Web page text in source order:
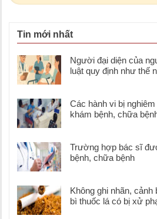
Tin mới nhất
Người đại diện của
luật quy định như thế
Các hành vi bị
khám bệnh, chữa
Trường hợp bác sĩ
bệnh, chữa bệnh
Không ghi nhãn,
bì thuốc lá có bị xử